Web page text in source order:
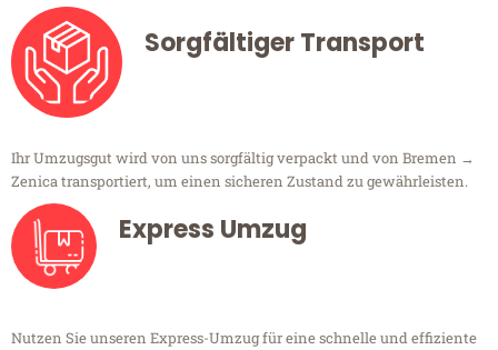
Sorgfältiger Transport
Ihr Umzugsgut wird von uns sorgfältig verpackt und von Bremen →
Zenica transportiert, um einen sicheren Zustand zu gewährleisten.
Express Umzug
Nutzen Sie unseren Express-Umzug für eine schnelle und effiziente